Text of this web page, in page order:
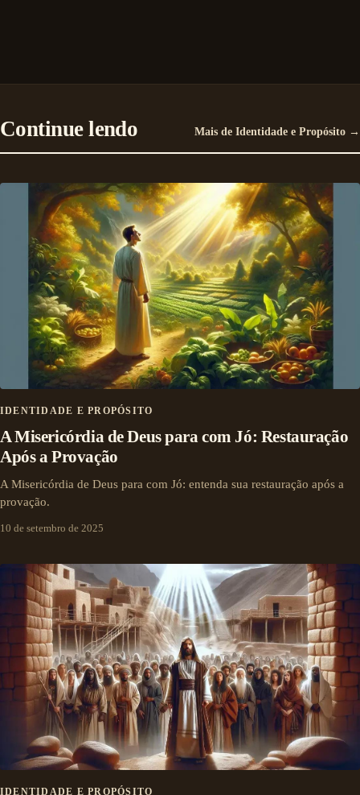
Continue lendo Mais de Identidade e Propósito →
IDENTIDADE E PROPÓSITO
A Misericórdia de Deus para com Jó: Restauração
Após a Provação
A Misericórdia de Deus para com Jó: entenda sua restauração após a
provação.
10 de setembro de 2025
IDENTIDADE E PROPÓSITO